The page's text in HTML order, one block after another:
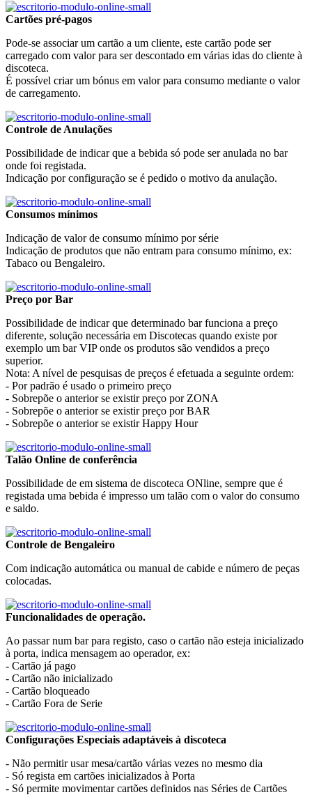
Cartões pré-pagos
Pode-se associar um cartão a um cliente, este cartão pode ser
carregado com valor para ser descontado em várias idas do cliente à
discoteca.
É possível criar um bónus em valor para consumo mediante o valor
de carregamento.
Controle de Anulações
Possibilidade de indicar que a bebida só pode ser anulada no bar
onde foi registada.
Indicação por configuração se é pedido o motivo da anulação.
Consumos mínimos
Indicação de valor de consumo mínimo por série
Indicação de produtos que não entram para consumo mínimo, ex:
Tabaco ou Bengaleiro.
Preço por Bar
Possibilidade de indicar que determinado bar funciona a preço
diferente, solução necessária em Discotecas quando existe por
exemplo um bar VIP onde os produtos são vendidos a preço
superior.
Nota: A nível de pesquisas de preços é efetuada a seguinte ordem:
- Por padrão é usado o primeiro preço
- Sobrepõe o anterior se existir preço por ZONA
- Sobrepõe o anterior se existir preço por BAR
- Sobrepõe o anterior se existir Happy Hour
Talão Online de conferência
Possibilidade de em sistema de discoteca ONline, sempre que é
registada uma bebida é impresso um talão com o valor do consumo
e saldo.
Controle de Bengaleiro
Com indicação automática ou manual de cabide e número de peças
colocadas.
Funcionalidades de operação.
Ao passar num bar para registo, caso o cartão não esteja inicializado
à porta, indica mensagem ao operador, ex:
- Cartão já pago
- Cartão não inicializado
- Cartão bloqueado
- Cartão Fora de Serie
Configurações Especiais adaptáveis à discoteca
- Não permitir usar mesa/cartão várias vezes no mesmo dia
- Só regista em cartões inicializados à Porta
- Só permite movimentar cartões definidos nas Séries de Cartões